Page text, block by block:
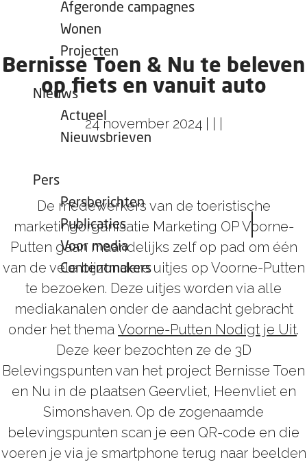
Afgeronde campagnes
Wonen
Projecten
Nieuws
Actueel
Nieuwsbrieven
Pers
Persberichten
Publicaties
Voor media
Contentmakers
Bernisse Toen & Nu te beleven
op fiets en vanuit auto
24 november 2024
De medewerkers van de toeristische
marketingorganisatie Marketing OP Voorne-
Putten gaan maandelijks zelf op pad om één
van de vele bijzondere uitjes op Voorne-Putten
te bezoeken. Deze uitjes worden via alle
mediakanalen onder de aandacht gebracht
onder het thema Voorne-Putten Nodigt je Uit.
Deze keer bezochten ze de 3D
Belevingspunten van het project Bernisse Toen
en Nu in de plaatsen Geervliet, Heenvliet en
Simonshaven. Op de zogenaamde
belevingspunten scan je een QR-code en die
voeren je via je smartphone terug naar beelden